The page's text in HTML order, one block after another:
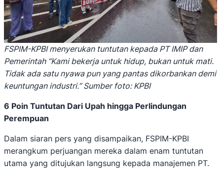
FSPIM-KPBI menyerukan tuntutan kepada PT IMIP dan
Pemerintah “Kami bekerja untuk hidup, bukan untuk mati.
Tidak ada satu nyawa pun yang pantas dikorbankan demi
keuntungan industri.” Sumber foto: KPBI
6 Poin Tuntutan Dari Upah hingga Perlindungan
Perempuan
Dalam siaran pers yang disampaikan, FSPIM-KPBI
merangkum perjuangan mereka dalam enam tuntutan
utama yang ditujukan langsung kepada manajemen PT.